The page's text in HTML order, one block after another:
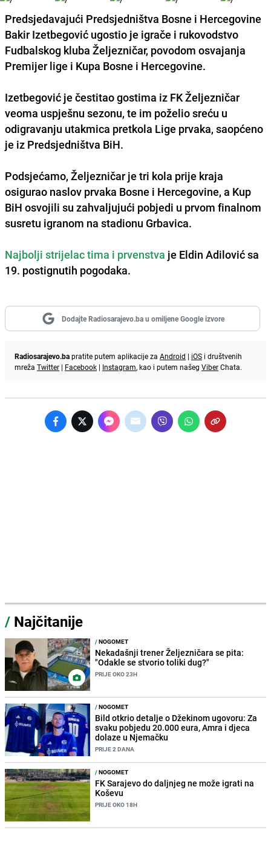
Predsjedavajući Predsjedništva Bosne i Hercegovine
Bakir Izetbegović ugostio je igrače i rukovodstvo
Fudbalskog kluba Željezničar, povodom osvajanja
Premijer lige i Kupa Bosne i Hercegovine.
Izetbegović je čestitao gostima iz FK Željezničar
veoma uspješnu sezonu, te im poželio sreću u
odigravanju utakmica pretkola Lige prvaka, saopćeno
je iz Predsjedništva BiH.
Podsjećamo, Željezničar je tri kola prije kraja
osigurao naslov prvaka Bosne i Hercegovine, a Kup
BiH osvojili su zahvaljujući pobjedi u prvom finalnom
susretu igranom na stadionu Grbavica.
Najbolji strijelac tima i prvenstva je Eldin Adilovićsa
19. postignutih pogodaka.
Dodajte Radiosarajevo.ba u omiljene Google izvore
Radiosarajevo.bapratite putem aplikacije za Android | iOS i društvenih
mreža Twitter | Facebook | Instagram, kao i putem našeg ViberChata.
/ Najčitanije
/NOGOMET
Nekadašnji trener Željezničara se pita:
"Odakle se stvorio toliki dug?"
PRIJE OKO 23H
/NOGOMET
Bild otkrio detalje o Džekinom ugovoru: Za
svaku pobjedu 20.000 eura, Amra i djeca
dolaze u Njemačku
PRIJE 2 DANA
/NOGOMET
FK Sarajevo do daljnjeg ne može igrati na
Koševu
PRIJE OKO 18H